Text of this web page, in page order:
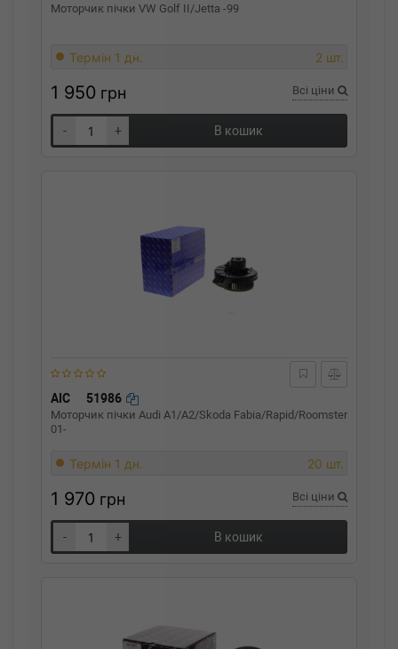
Моторчик пічки VW Golf II/Jetta -99
Термін 1 дн. 2 шт.
1 950 грн Всі ціни
- + В кошик
AIC 51986
Моторчик пічки Audi A1/A2/Skoda Fabia/Rapid/Roomster
01-
Термін 1 дн. 20 шт.
1 970 грн Всі ціни
- + В кошик